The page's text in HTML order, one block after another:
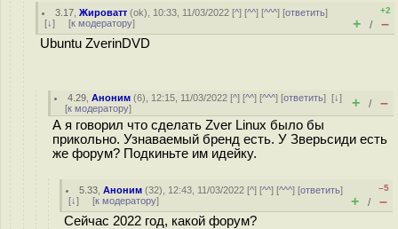
3.17 ,Жироватт (ok), 10:33, 11/03/2022 [^] [^^] [^^^] [ответить]
[↓] [к модератору]
+2
+ / –
Ubuntu ZverinDVD
4.29 ,Аноним (6), 12:15, 11/03/2022 [^] [^^] [^^^] [ответить][↓]
[к модератору] + / –
А я говорил что сделать Zver Linux было бы
прикольно. Узнаваемый бренд есть. У Зверьсиди есть
же форум? Подкиньте им идейку.
5.33 ,Аноним (32), 12:43, 11/03/2022 [^] [^^] [^^^] [ответить]
[↓] [к модератору]
–5
+ / –
Сейчас 2022 год, какой форум?